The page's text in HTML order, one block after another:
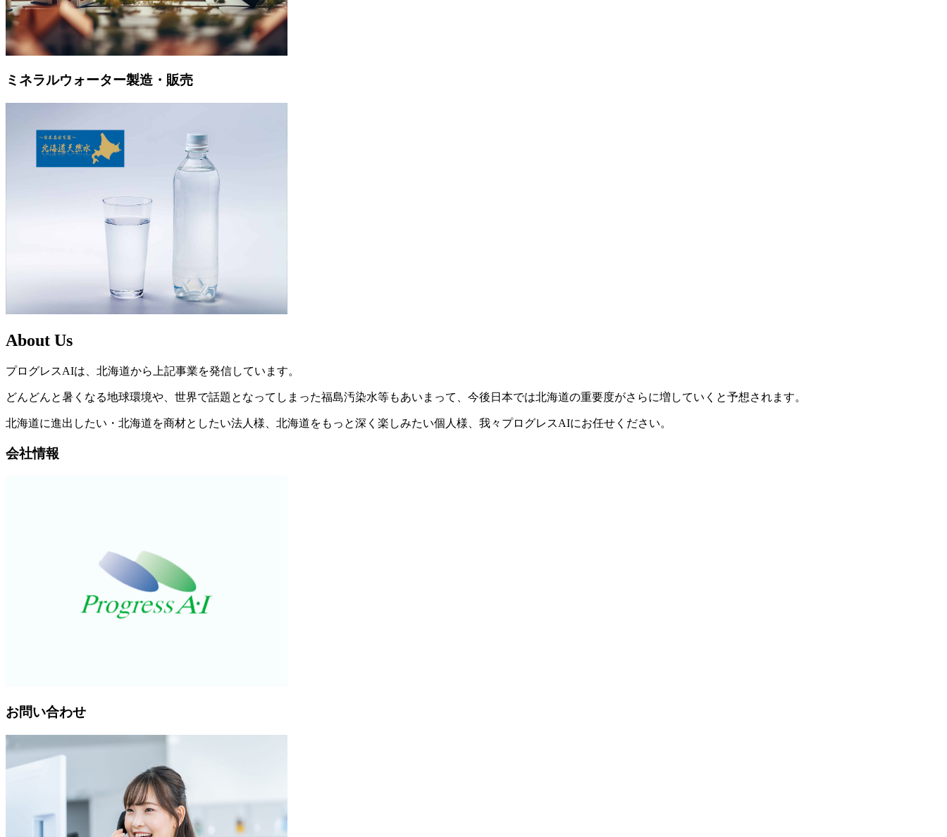
ミネラルウォーター製造・販売
About Us
プログレスAIは、北海道から上記事業を発信しています。
どんどんと暑くなる地球環境や、世界で話題となってしまった福島汚染水等もあいまって、今後日本では北海道の重要度がさらに増していくと予想されます。
北海道に進出したい・北海道を商材としたい法人様、北海道をもっと深く楽しみたい個人様、我々プログレスAIにお任せください。
会社情報
お問い合わせ